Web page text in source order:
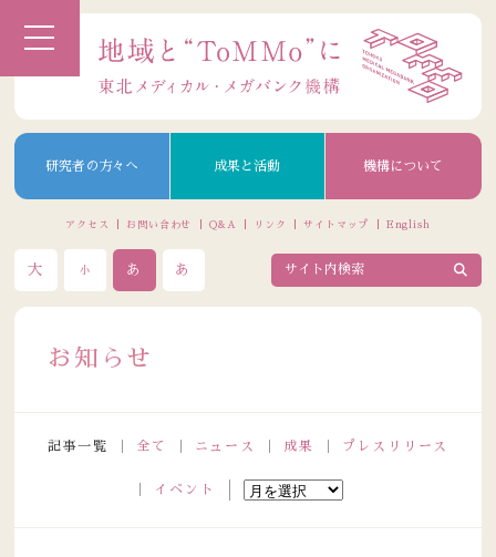
研究者の方々へ 成果と活動 機構について
アクセス お問い合わせ Q&A リンク サイトマップ English
大 小 あ あ
お知らせ
記事一覧 全て ニュース 成果 プレスリリース
イベント